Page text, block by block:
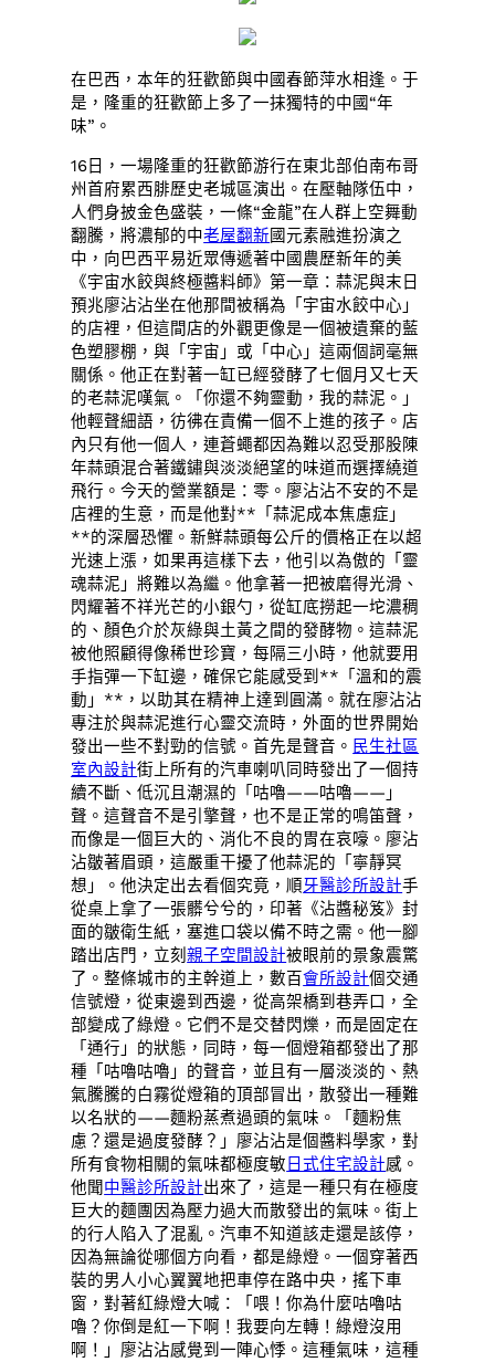
在巴西，本年的狂歡節與中國春節萍水相逢。于
是，隆重的狂歡節上多了一抹獨特的中國“年
味”。
16日，一場隆重的狂歡節游行在東北部伯南布哥
州首府累西腓歷史老城區演出。在壓軸隊伍中，
人們身披金色盛裝，一條“金龍”在人群上空舞動
翻騰，將濃郁的中老屋翻新國元素融進扮演之
中，向巴西平易近眾傳遞著中國農歷新年的美
《宇宙水餃與終極醬料師》第一章：蒜泥與末日
預兆廖沾沾坐在他那間被稱為「宇宙水餃中心」
的店裡，但這間店的外觀更像是一個被遺棄的藍
色塑膠棚，與「宇宙」或「中心」這兩個詞毫無
關係。他正在對著一缸已經發酵了七個月又七天
的老蒜泥嘆氣。「你還不夠靈動，我的蒜泥。」
他輕聲細語，彷彿在責備一個不上進的孩子。店
內只有他一個人，連蒼蠅都因為難以忍受那股陳
年蒜頭混合著鐵鏽與淡淡絕望的味道而選擇繞道
飛行。今天的營業額是：零。廖沾沾不安的不是
店裡的生意，而是他對**「蒜泥成本焦慮症」
**的深層恐懼。新鮮蒜頭每公斤的價格正在以超
光速上漲，如果再這樣下去，他引以為傲的「靈
魂蒜泥」將難以為繼。他拿著一把被磨得光滑、
閃耀著不祥光芒的小銀勺，從缸底撈起一坨濃稠
的、顏色介於灰綠與土黃之間的發酵物。這蒜泥
被他照顧得像稀世珍寶，每隔三小時，他就要用
手指彈一下缸邊，確保它能感受到**「溫和的震
動」**，以助其在精神上達到圓滿。就在廖沾沾
專注於與蒜泥進行心靈交流時，外面的世界開始
發出一些不對勁的信號。首先是聲音。 民生社區
室內設計街上所有的汽車喇叭同時發出了一個持
續不斷、低沉且潮濕的「咕嚕——咕嚕——」
聲。這聲音不是引擎聲，也不是正常的鳴笛聲，
而像是一個巨大的、消化不良的胃在哀嚎。廖沾
沾皺著眉頭，這嚴重干擾了他蒜泥的「寧靜冥
想」。他決定出去看個究竟，順牙醫診所設計手
從桌上拿了一張髒兮兮的，印著《沾醬秘笈》封
面的皺衛生紙，塞進口袋以備不時之需。他一腳
踏出店門，立刻親子空間設計被眼前的景象震驚
了。整條城市的主幹道上，數百會所設計個交通
信號燈，從東邊到西邊，從高架橋到巷弄口，全
部變成了綠燈。它們不是交替閃爍，而是固定在
「通行」的狀態，同時，每一個燈箱都發出了那
種「咕嚕咕嚕」的聲音，並且有一層淡淡的、熱
氣騰騰的白霧從燈箱的頂部冒出，散發出一種難
以名狀的——麵粉蒸煮過頭的氣味。「麵粉焦
慮？還是過度發酵？」廖沾沾是個醬料學家，對
所有食物相關的氣味都極度敏 日式住宅設計感。
他聞中醫診所設計出來了，這是一種只有在極度
巨大的麵團因為壓力過大而散發出的氣味。街上
的行人陷入了混亂。汽車不知道該走還是該停，
因為無論從哪個方向看，都是綠燈。一個穿著西
裝的男人小心翼翼地把車停在路中央，搖下車
窗，對著紅綠燈大喊：「喂！你為什麼咕嚕咕
嚕？你倒是紅一下啊！我要向左轉！綠燈沒用
啊！」廖沾沾感覺到一陣心悸。這種氣味，這種